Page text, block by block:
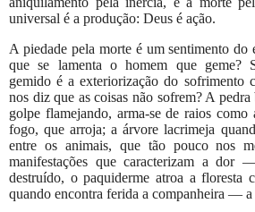
universal é a produção: Deus é ação.
A piedade pela morte é um sentimento
que se lamenta o homem que geme?
gemido é a exteriorização do sofrimento
nos diz que as coisas não sofrem? A
golpe flamejando, arma-se de raios como
fogo, que arroja; a árvore lacrimeja
entre os animais, que tão pouco nos
manifestações que caracterizam a
destruído, o paquiderme atroa a floresta
quando encontra ferida a companheira — a